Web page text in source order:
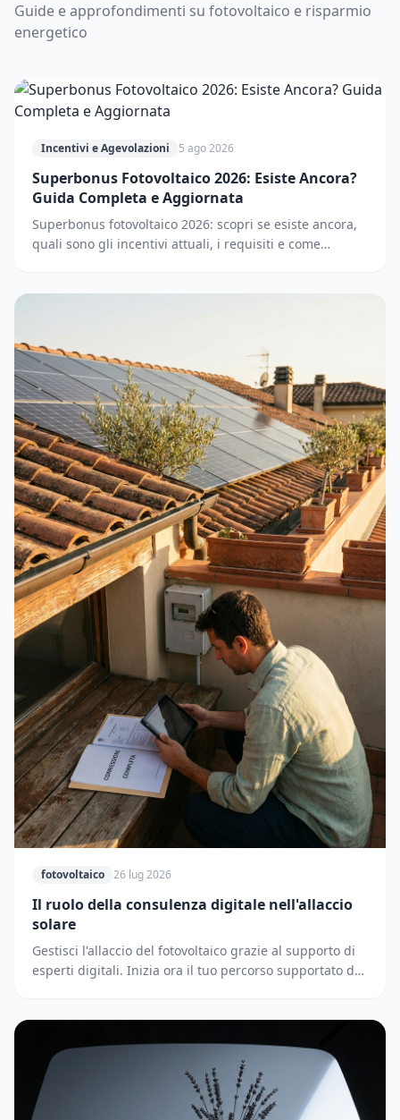
Guide e approfondimenti su fotovoltaico e risparmio
energetico
Incentivi e Agevolazioni 5 ago 2026
Superbonus Fotovoltaico 2026: Esiste Ancora?
Guida Completa e Aggiornata
Superbonus fotovoltaico 2026: scopri se esiste ancora,
quali sono gli incentivi attuali, i requisiti e come
fotovoltaico 26 lug 2026
Il ruolo della consulenza digitale nell'allaccio
solare
Gestisci l'allaccio del fotovoltaico grazie al supporto di
esperti digitali. Inizia ora il tuo percorso supportato dai